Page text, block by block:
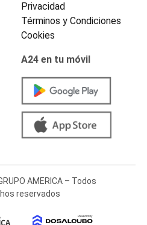
Privacidad
Términos y Condiciones
Cookies
A24 en tu móvil
AMERICA – Todos
reservados